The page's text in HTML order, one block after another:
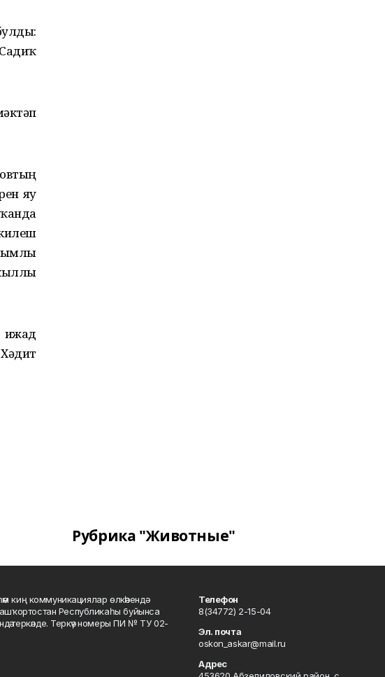
яу
ижад
Рубрика "Животные"
киң коммуникациялар өлкәһендә
Республикаһы буйынса
теркәлде. Теркәү номеры ПИ № ТУ 02-
Телефон
8(34772) 2-15-04
Эл. почта
oskon_askar@mail.ru
Адрес